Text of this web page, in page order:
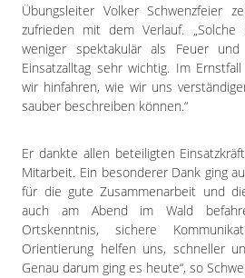
Übungsleiter Volker Schwenzfeier
zufrieden mit dem Verlauf. „Solche
weniger spektakulär als Feuer
Einsatzalltag sehr wichtig. Im
wir hinfahren, wie wir uns
sauber beschreiben können.“
Er dankte allen beteiligten
Mitarbeit. Ein besonderer Dank ging
für die gute Zusammenarbeit und
auch am Abend im Wald
Ortskenntnis, sichere
Orientierung helfen uns, schneller
Genau darum ging es heute“, so